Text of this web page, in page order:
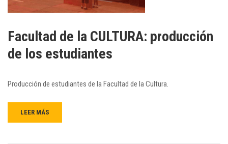
Facultad de la CULTURA: producción
de los estudiantes
Producción de estudiantes de la Facultad de la Cultura.
LEER MÁS